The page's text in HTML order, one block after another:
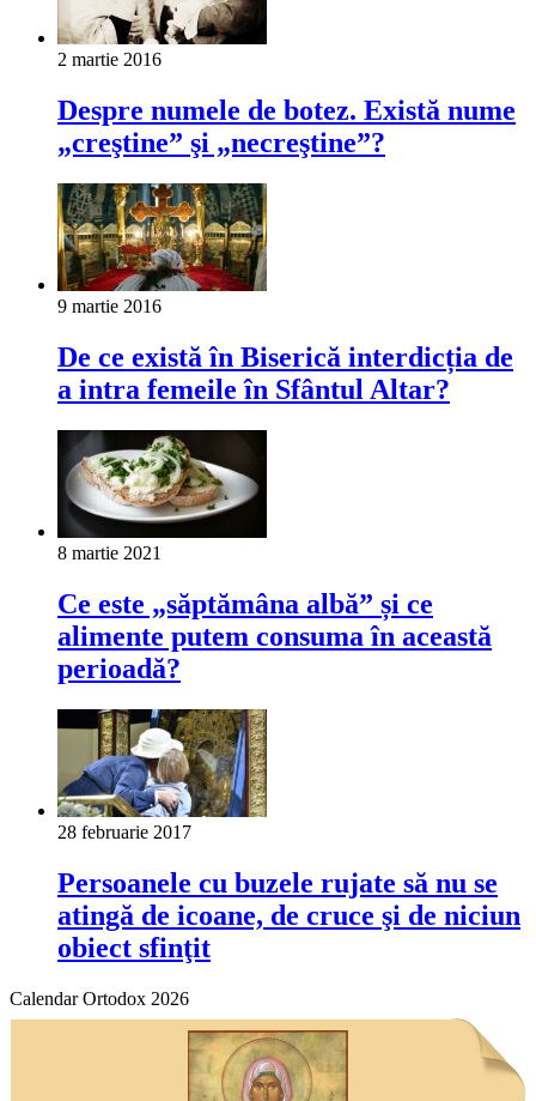
2 martie 2016
Despre numele de botez. Există nume
„creştine” şi „necreştine”?
9 martie 2016
De ce există în Biserică interdicția de
a intra femeile în Sfântul Altar?
8 martie 2021
Ce este „săptămâna albă” și ce
alimente putem consuma în această
perioadă?
28 februarie 2017
Persoanele cu buzele rujate să nu se
atingă de icoane, de cruce şi de niciun
obiect sfinţit
Calendar Ortodox 2026